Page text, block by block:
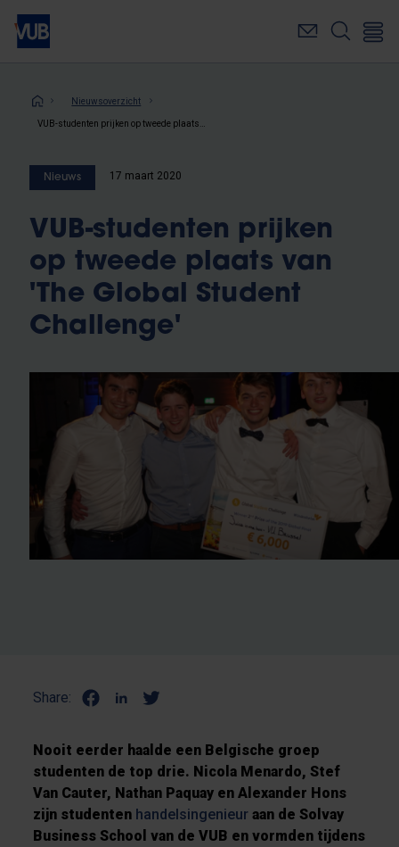
Overslaan
naar
inhoudKruimelpad
Nieuwsoverzicht
Nieuws 17 maart 2020
VUB-studenten prijken
op tweede plaats van
'The Global Student
Challenge'
Share:
Nooit eerder haalde een Belgische groep
studenten de top drie. Nicola Menardo, Stef
Van Cauter, Nathan Paquay en Alexander Hons
zijn studenten handelsingenieur aan de Solvay
Business School van de VUB en vormden tijdens